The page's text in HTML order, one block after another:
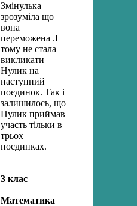
Змінулька
зрозуміла що
вона
переможена .І
тому не стала
викликати
Нулик на
наступний
поєдинок. Так і
залишилось, що
Нулик приймав
участь тільки в
трьох
поєдинках.
3 клас
Математика